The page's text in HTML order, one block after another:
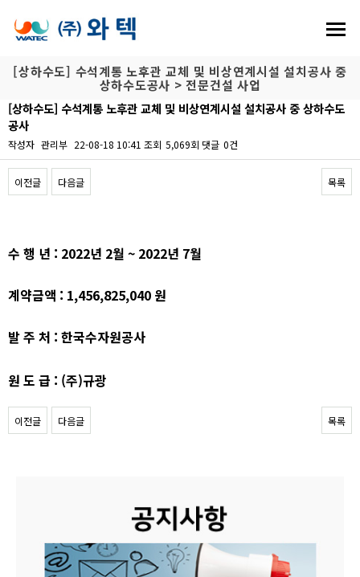
[상하수도] 수석계통 노후관 교체 및 비상연계시설 설치공사 중
상하수도공사 > 전문건설 사업
[상하수도] 수석계통 노후관 교체 및 비상연계시설 설치공사 중 상하수도
공사
작성자 관리부 22-08-18 10:41 조회 5,069회 댓글 0건
이전글 다음글 목록
수 행 년 : 2022년 2월 ~ 2022년 7월
계약금액 : 1,456,825,040 원
발 주 처 : 한국수자원공사
원 도 급 : (주)규광
이전글 다음글 목록